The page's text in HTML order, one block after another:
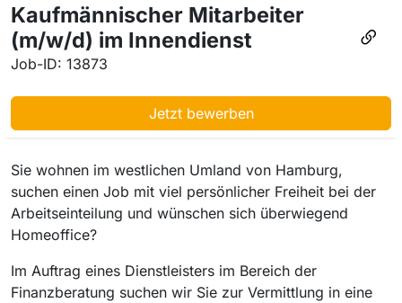
Kaufmännischer Mitarbeiter
(m/w/d) im Innendienst
Job-ID: 13873
Jetzt bewerben
Sie wohnen im westlichen Umland von Hamburg,
suchen einen Job mit viel persönlicher Freiheit bei der
Arbeitseinteilung und wünschen sich überwiegend
Homeoffice?
Im Auftrag eines Dienstleisters im Bereich der
Finanzberatung suchen wir Sie zur Vermittlung in eine